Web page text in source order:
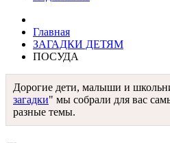
Главная
ЗАГАДКИ ДЕТЯМ
ПОСУДА
Дорогие дети, малыши и
загадки" мы собрали для вас
разные темы.